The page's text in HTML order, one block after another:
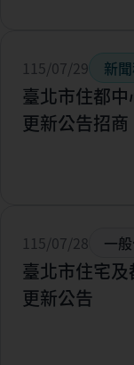
115/07/29 新
臺北市住都中心攜
更新公告招商
115/07/28 一
臺北市住宅
更新公告